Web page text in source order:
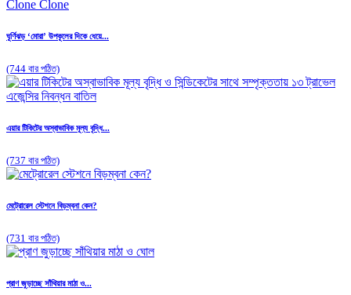
ঘূর্ণিঝড় ‘মোরা’ উপকূলের দিকে ধেয়ে...
(744 বার পঠিত)
এয়ার টিকিটের অস্বাভাবিক মূল্য বৃদ্ধি...
(737 বার পঠিত)
মেট্রোরেল স্টেশনে বিড়ম্বনা কেন?
(731 বার পঠিত)
প্রাণ জুড়াচ্ছে সাঁথিয়ার মাঠা ও...